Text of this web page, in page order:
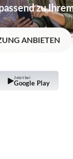
herunterladen:
Google Play
FINDEN
zu
Jetzt bei
Google Play
ANBIETEN